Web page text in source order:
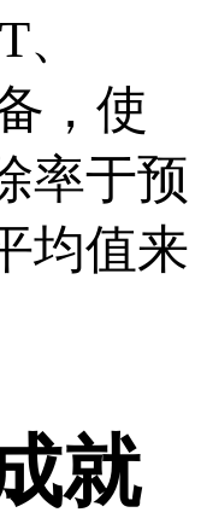
，使
率于预
均值来
就